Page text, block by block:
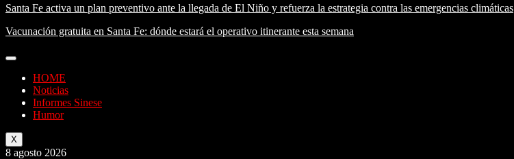
Santa Fe activa un plan preventivo ante la llegada de El Niño y refuerza la estrategia contra las emergencias climáticas
Vacunación gratuita en Santa Fe: dónde estará el operativo itinerante esta semana
HOME
Noticias
Informes Sinese
Humor
X
8 agosto 2026